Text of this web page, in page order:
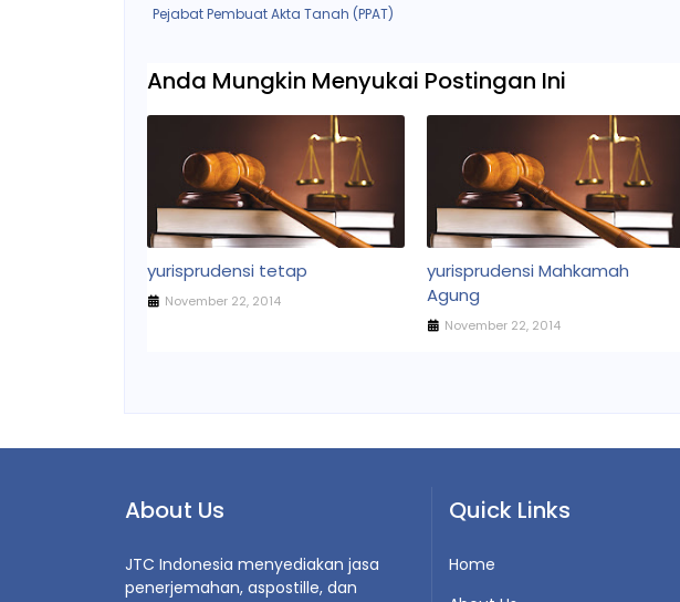
Pejabat Pembuat Akta Tanah (PPAT)
Anda Mungkin Menyukai Postingan Ini
yurisprudensi tetap
November 22, 2014
yurisprudensi Mahkamah
Agung
November 22, 2014
About Us
JTC Indonesia menyediakan jasa
penerjemahan, aspostille, dan
Quick Links
Home